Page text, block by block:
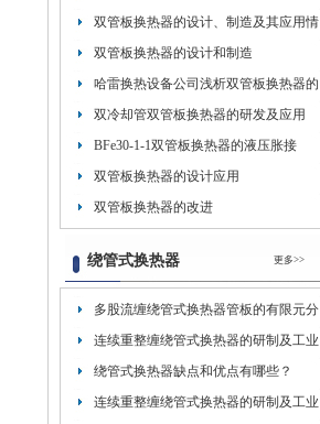
双管板换热器的设计、制造及其应用情
况
双管板换热器的设计和制造
哈雷换热设备公司浅析双管板换热器的
制造
双冷却管双管板换热器的研发及应用
BFe30-1-1双管板换热器的液压胀接
双管板换热器的设计应用
双管板换热器的改进
绕管式换热器 更多>>
多股流缠绕管式换热器管板的有限元分
析
连续重整缠绕管式换热器的研制及工业
应用
绕管式换热器缺点和优点有哪些？
连续重整缠绕管式换热器的研制及工业